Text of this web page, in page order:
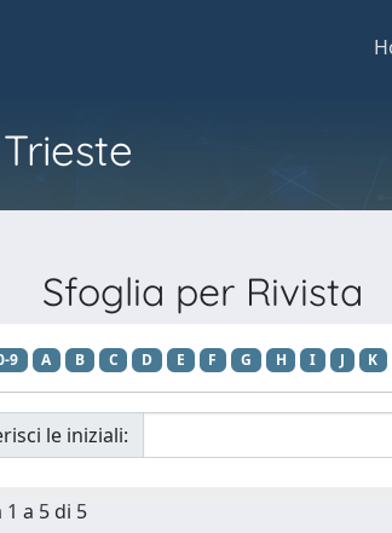
Sfoglia per Rivista
9 A B C D E F G H I J K
le iniziali:
a 5 di 5